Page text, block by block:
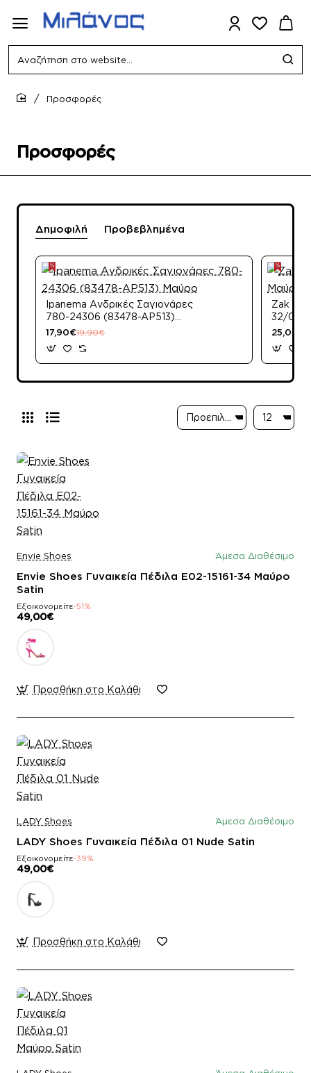
Αναζήτηση
website...
Προσφορές
Προσφορές
Δημοφιλή Προβεβλημένα
Ipanema Ανδρικές Σαγιονάρες
780-24306 (83478-AP513)
Μαύρο
17,90€19,90€
Zak
32/060
25,00€
Envie Shoes Άμεσα Διαθέσιμο
Envie Shoes Γυναικεία Πέδιλα E02-15161-34 Μαύρο
Satin
Εξοικονομείτε-51%
49,00€
Προσθήκη στο Καλάθι
LADY Shoes Άμεσα Διαθέσιμο
LADY Shoes Γυναικεία Πέδιλα 01 Nude Satin
Εξοικονομείτε-39%
49,00€
Προσθήκη στο Καλάθι